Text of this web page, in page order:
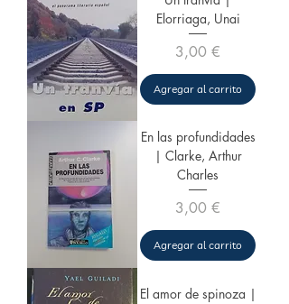
Elorriaga, Unai
Precio
3,00 €
Agregar al carrito
En las profundidades
| Clarke, Arthur
Charles
Precio
3,00 €
Agregar al carrito
El amor de spinoza |